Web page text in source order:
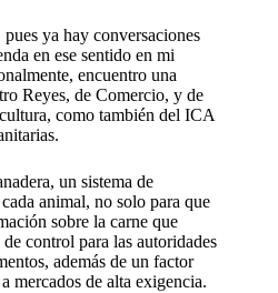
ya hay conversaciones
en ese sentido en mi
encuentro una
Reyes, de Comercio, y de
como también del ICA
un sistema de
animal, no solo para que
sobre la carne que
control para las autoridades
además de un factor
mercados de alta exigencia.